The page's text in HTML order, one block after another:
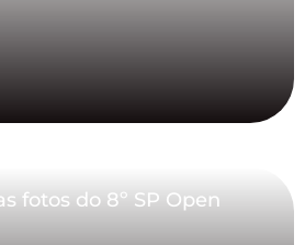
fotos do 8º SP Open